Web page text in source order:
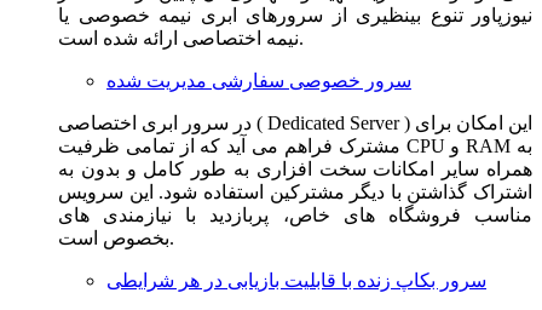
نیوزپاور تنوع بینظیری از سرورهای ابری نیمه خصوصی یا
نیمه اختصاصی ارائه شده است.
سرور خصوصی سفارشی مدیریت شده
در سرور ابری اختصاصی ( Dedicated Server ) این امکان برای
مشترک فراهم می آید که از تمامی ظرفیت CPU و RAM به
همراه سایر امکانات سخت افزاری به طور کامل و بدون به
اشتراک گذاشتن با دیگر مشترکین استفاده شود. این سرویس
مناسب فروشگاه های خاص، پربازدید با نیازمندی های
بخصوص است.
سرور بکاپ زنده با قابلیت بازیابی در هر شرایطی